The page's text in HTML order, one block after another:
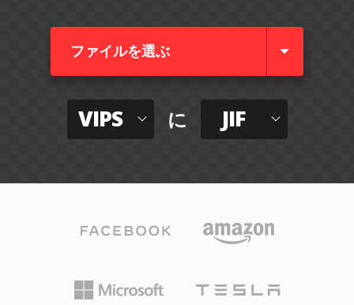
ファイルを選ぶ
VIPS に JIF